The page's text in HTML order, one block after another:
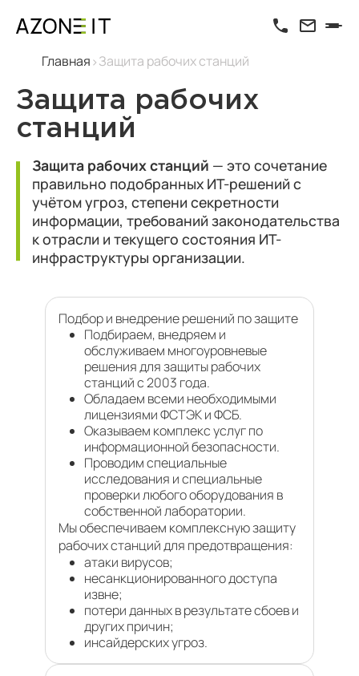
Главная Защита рабочих станций
Защита рабочих
станций
Защита рабочих станций — это сочетание
правильно подобранных ИТ-решений с
учётом угроз, степени секретности
информации, требований законодательства
к отрасли и текущего состояния ИТ-
инфраструктуры организации.
Подбор и внедрение решений по защите
Подбираем, внедряем и
обслуживаем многоуровневые
решения для защиты рабочих
станций с 2003 года.
Обладаем всеми необходимыми
лицензиями ФСТЭК и ФСБ.
Оказываем комплекс услуг по
информационной безопасности.
Проводим специальные
исследования и специальные
проверки любого оборудования в
собственной лаборатории.
Мы обеспечиваем комплексную защиту
рабочих станций для предотвращения:
атаки вирусов;
несанкционированного доступа
извне;
потери данных в результате сбоев и
других причин;
инсайдерских угроз.